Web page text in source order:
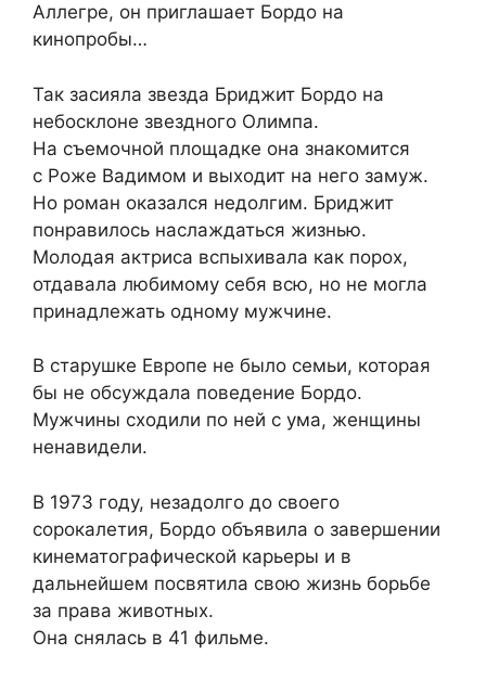
Аллегре, он приглашает Бордо на
кинопробы…
Так засияла звезда Бриджит Бордо на
небосклоне звездного Олимпа.
На съемочной площадке она знакомится
с Роже Вадимом и выходит на него замуж.
Но роман оказался недолгим. Бриджит
понравилось наслаждаться жизнью.
Молодая актриса вспыхивала как порох,
отдавала любимому себя всю, но не могла
принадлежать одному мужчине.
В старушке Европе не было семьи, которая
бы не обсуждала поведение Бордо.
Мужчины сходили по ней с ума, женщины
ненавидели.
В 1973 году, незадолго до своего
сорокалетия, Бордо объявила о завершении
кинематографической карьеры и в
дальнейшем посвятила свою жизнь борьбе
за права животных.
Она снялась в 41 фильме.